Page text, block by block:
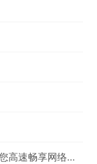
快连加速器下载破解版app急速免费获取，助您高速畅享网络体验